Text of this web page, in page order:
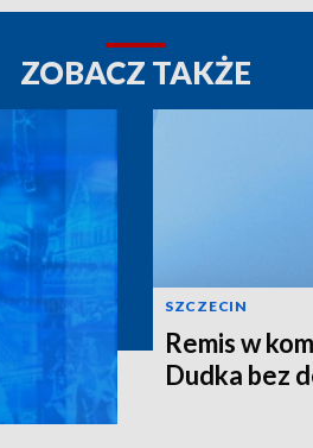
ZOBACZ TAKŻE
SZCZECIN
Remis w
Dudka bez